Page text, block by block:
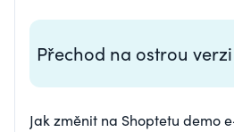
Přechod na ostrou verzi
Jak změnit na Shoptetu demo